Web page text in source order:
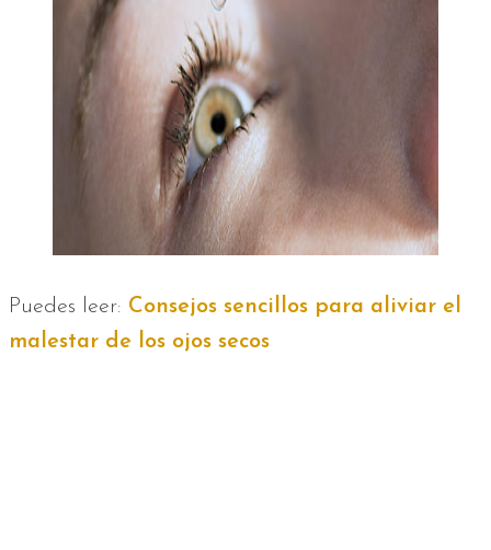
Puedes leer: Consejos sencillos para aliviar el
malestar de los ojos secos